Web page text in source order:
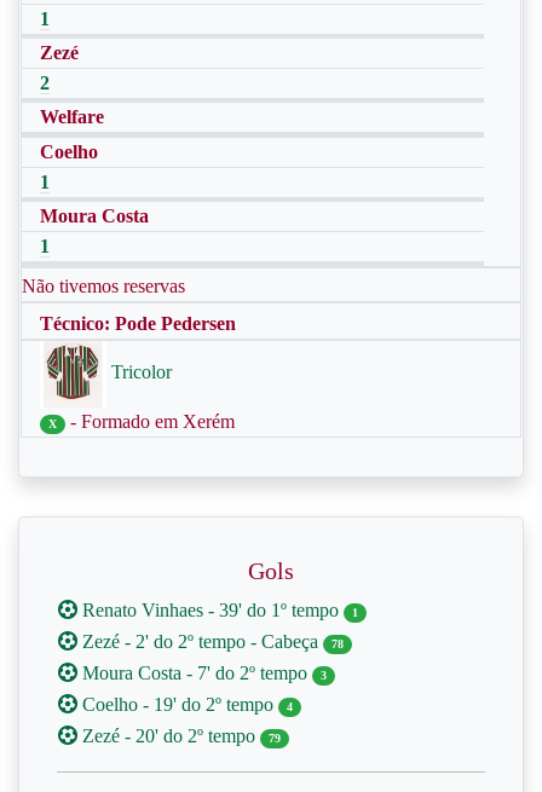
1
Zezé
2
Welfare
Coelho
1
Moura Costa
1
Não tivemos reservas
Técnico: Pode Pedersen
Tricolor
X - Formado em Xerém
Gols
Renato Vinhaes - 39' do 1º tempo 1
Zezé - 2' do 2º tempo - Cabeça 78
Moura Costa - 7' do 2º tempo 3
Coelho - 19' do 2º tempo 4
Zezé - 20' do 2º tempo 79